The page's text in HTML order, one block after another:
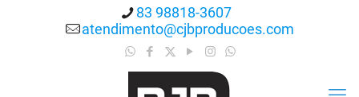
83 98818-3607
atendimento@cjbproducoes.com